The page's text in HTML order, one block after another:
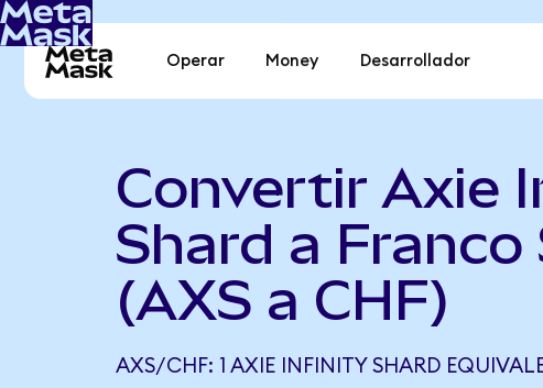
Operar Money Desarrollador
Convertir Axie
Shard a Franco
(AXS a CHF)
AXS/CHF: 1 AXIE INFINITY SHARD